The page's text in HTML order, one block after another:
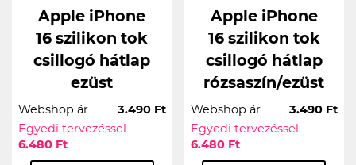
Apple iPhone
16 szilikon tok
csillogó hátlap
ezüst
Webshop ár
3.490 Ft
Egyedi tervezéssel
6.480 Ft
Apple iPhone
16 szilikon tok
csillogó hátlap
rózsaszín/ezüst
Webshop ár
3.490 Ft
Egyedi tervezéssel
6.480 Ft